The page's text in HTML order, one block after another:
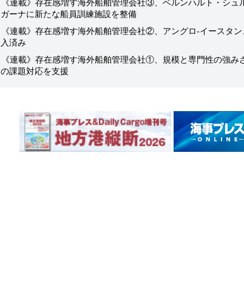
《連載》存在感増す海外船舶管理会社③、ベルンハルト・シュ
ガーナに新たな船員訓練施設を整備
《連載》存在感増す海外船舶管理会社②、アングロ-イースタ
入済み
《連載》存在感増す海外船舶管理会社①、規模と専門性の強み
の課題対応を支援